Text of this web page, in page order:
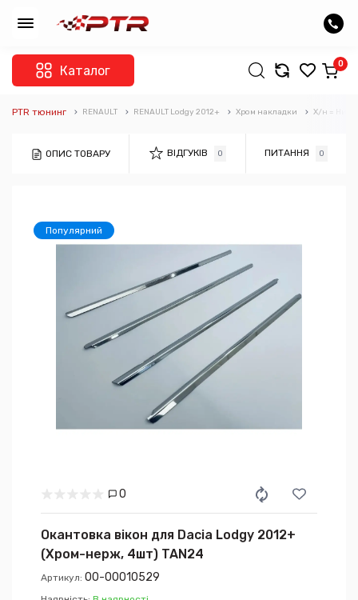
Каталог 0
PTR тюнинг RENAULT RENAULT Lodgy 2012+ Хром накладки Х/н =
ОПИС ТОВАРУ ВІДГУКІВ 0 ПИТАННЯ 0
Популярний
0
Окантовка вікон для Dacia Lodgy 2012+
(Хром-нерж, 4шт) TAN24
Артикул: 00-00010529